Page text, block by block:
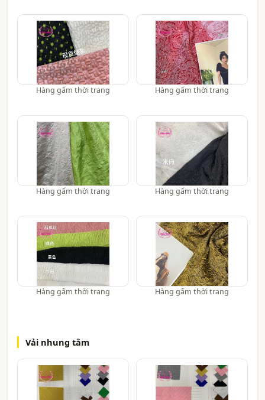
Hàng gấm thời trang Hàng gấm thời trang
Hàng gấm thời trang Hàng gấm thời trang
Hàng gấm thời trang Hàng gấm thời trang
Vải nhung tằm